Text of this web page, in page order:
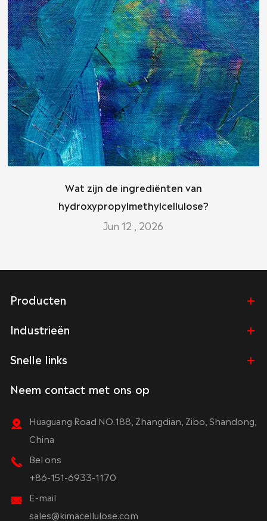
Wat zijn de ingrediënten van
hydroxypropylmethylcellulose?
Jun 12 , 2026
Producten
Industrieën
Snelle links
Neem contact met ons op
Huaguang Road NO.188, Zhangdian, Zibo, Shandong,
China
Bel ons
+86-151-6933-1170
E-mail
sales@kimacellulose.com